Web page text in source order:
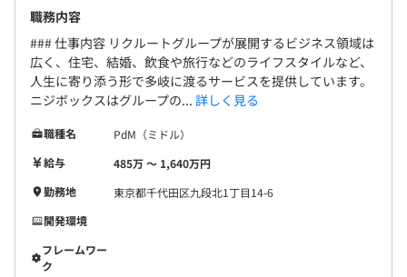
職務内容
### 仕事内容 リクルートグループが展開するビジネス領域は
広く、住宅、結婚、飲食や旅行などのライフスタイルなど、
人生に寄り添う形で多岐に渡るサービスを提供しています。
ニジボックスはグループの... 詳しく見る
職種名
PdM（ミドル）
給与
485万 〜 1,640万円
勤務地
東京都千代田区九段北1丁目14-6
開発環境
フレームワー
ク